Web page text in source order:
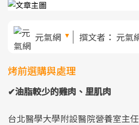
元氣網 撰文者： 元氣
烤前選購與處理
✔油脂較少的雞肉、里肌肉
台北醫學大學附設醫院營養室主